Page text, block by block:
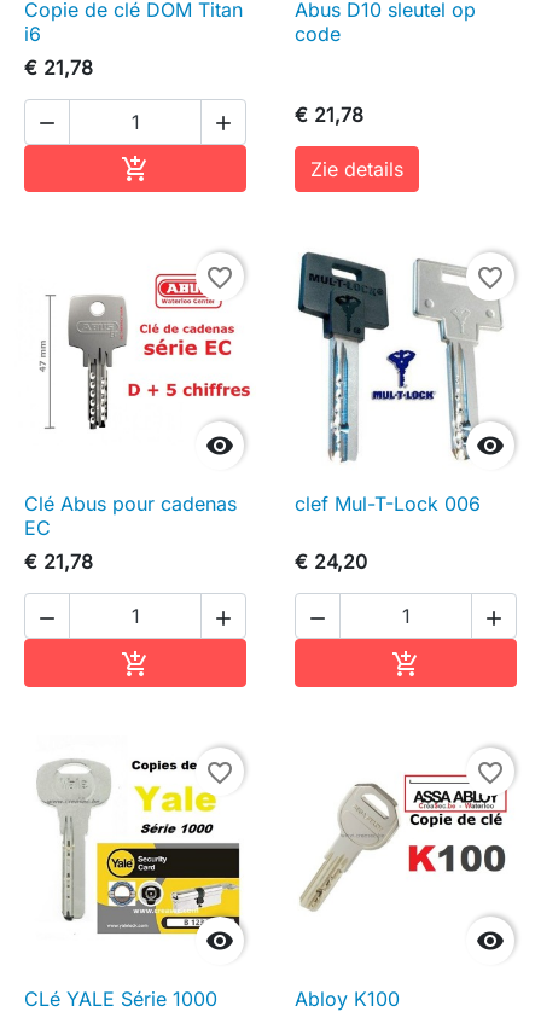
Copie de clé DOM Titan
i6
€ 21,78
 

Abus D10 sleutel op
code
€ 21,78
Zie details

favorite_border
Clé Abus pour cadenas
EC
€ 21,78
 


favorite_border
clef Mul-T-Lock 006
€ 24,20
 


favorite_border
CLé YALE Série 1000

favorite_border
Abloy K100